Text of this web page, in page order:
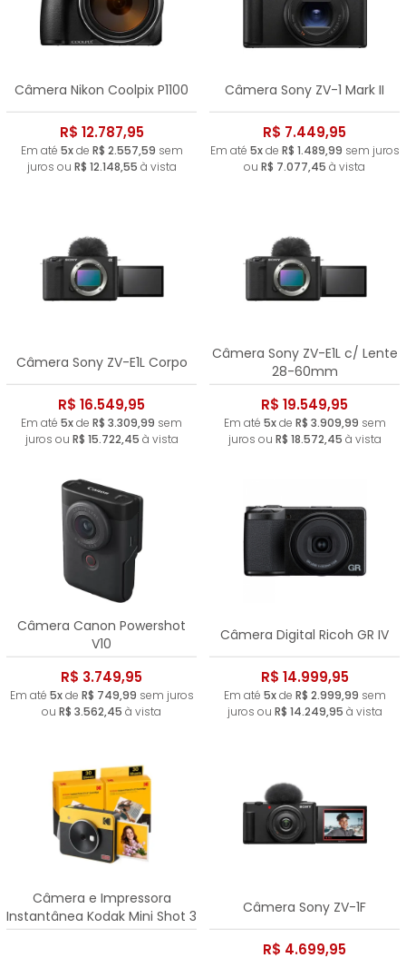
Câmera Nikon Coolpix P1100
R$ 12.787,95
Em até 5xde R$ 2.557,59 sem
juros ou R$ 12.148,55 à vista
Câmera Sony ZV-1 Mark II
R$ 7.449,95
Em até 5xde R$ 1.489,99 sem juros
ou R$ 7.077,45 à vista
Câmera Sony ZV-E1L Corpo
R$ 16.549,95
Em até 5xde R$ 3.309,99 sem
juros ou R$ 15.722,45 à vista
Câmera Sony ZV-E1L c/ Lente
28-60mm
R$ 19.549,95
Em até 5xde R$ 3.909,99 sem
juros ou R$ 18.572,45 à vista
Câmera Canon Powershot
V10
R$ 3.749,95
Em até 5xde R$ 749,99 sem juros
ou R$ 3.562,45 à vista
Câmera Digital Ricoh GR IV
R$ 14.999,95
Em até 5xde R$ 2.999,99 sem
juros ou R$ 14.249,95 à vista
Câmera e Impressora
Instantânea Kodak Mini Shot 3
Retrô
Câmera Sony ZV-1F
R$ 4.699,95